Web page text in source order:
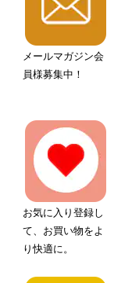
メールマガジン会
員様募集中！
お気に入り登録し
て、お買い物をよ
り快適に。